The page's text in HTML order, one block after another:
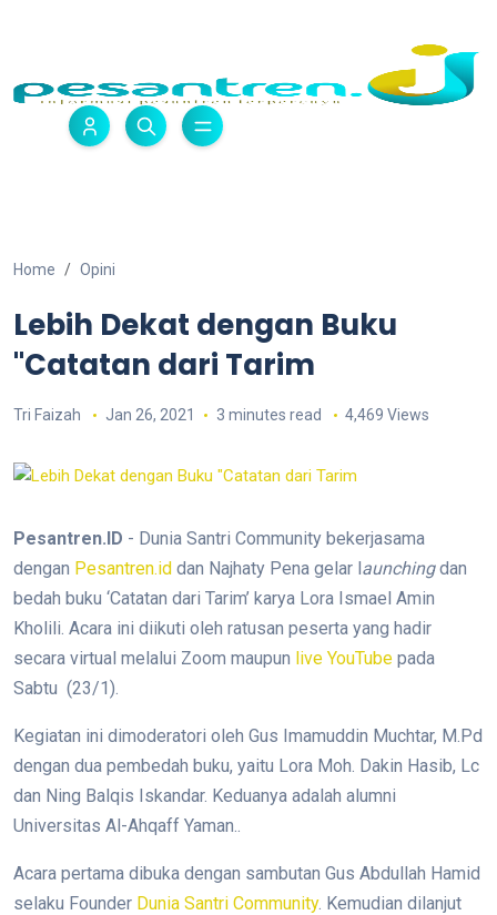
Home Opini
Lebih Dekat dengan Buku
"Catatan dari Tarim
Tri Faizah Jan 26, 2021 3 minutes read 4,469 Views
Pesantren.ID - Dunia Santri Community bekerjasama
dengan Pesantren.id dan Najhaty Pena gelar launchingdan
bedah buku ‘Catatan dari Tarim’ karya Lora Ismael Amin
Kholili. Acara ini diikuti oleh ratusan peserta yang hadir
secara virtual melalui Zoom maupun live YouTube pada
Sabtu (23/1).
Kegiatan ini dimoderatori oleh Gus Imamuddin Muchtar, M.Pd
dengan dua pembedah buku, yaitu Lora Moh. Dakin Hasib, Lc
dan Ning Balqis Iskandar. Keduanya adalah alumni
Universitas Al-Ahqaff Yaman..
Acara pertama dibuka dengan sambutan Gus Abdullah Hamid
selaku Founder Dunia Santri Community. Kemudian dilanjut